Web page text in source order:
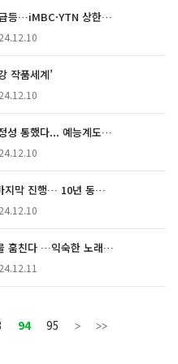
등…iMBC·YTN 상한…
작품세계’
성 통했다... 예능계도…
지막 진행… 10년 동…
훔친다 …익숙한 노래…
94 95